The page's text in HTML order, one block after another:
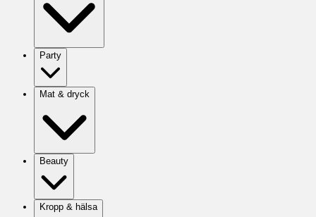
Party
Mat & dryck
Beauty
Kropp & hälsa